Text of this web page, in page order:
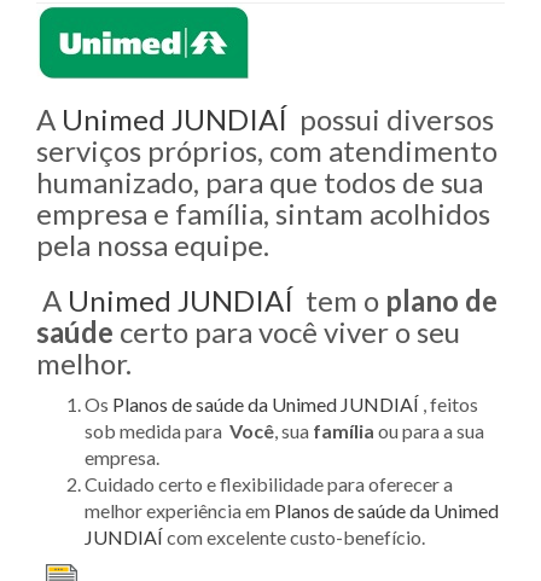
A Unimed JUNDIAÍ possui diversos
serviços próprios, com atendimento
humanizado, para que todos de sua
empresa e família, sintam acolhidos
pela nossa equipe.
A Unimed JUNDIAÍ tem o plano de
saúde certo para você viver o seu
melhor.
Os Planos de saúde da Unimed JUNDIAÍ , feitos
sob medida para Você, sua família ou para a sua
empresa.
Cuidado certo e flexibilidade para oferecer a
melhor experiência em Planos de saúde da Unimed
JUNDIAÍcom excelente custo-benefício.